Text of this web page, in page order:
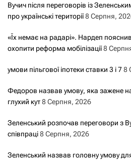
и
с
и
Вучич після переговорів із
про українські території8 Серпня,
«Їх немає на радарі». Нардеп
охопити реформа мобілізації8
умови пільгової іпотеки ставки 3 і 78
Федоров назвав умову, яка зажене
глухий кут8 Серпня, 2026
Зеленський розпочав переговори з
співпраці8 Серпня, 2026
Зеленський назвав головну умову